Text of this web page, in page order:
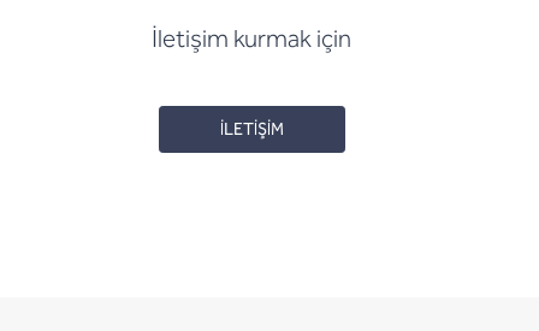
İletişim kurmak için
İLETİŞİM